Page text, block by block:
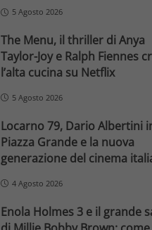
5 Agosto 2026
The Menu, il thriller di Anya
Taylor-Joy e Ralph Fiennes
l’alta cucina su Netflix
5 Agosto 2026
Locarno 79, Dario Albertini
Piazza Grande e la nuova
generazione del cinema
4 Agosto 2026
Enola Holmes 3 e il grande